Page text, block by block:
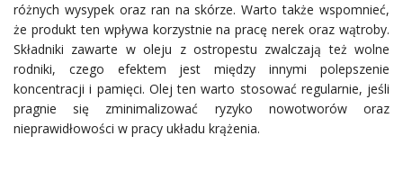
różnych wysypek oraz ran na skórze. Warto także wspomnieć,
że produkt ten wpływa korzystnie na pracę nerek oraz wątroby.
Składniki zawarte w oleju z ostropestu zwalczają też wolne
rodniki, czego efektem jest między innymi polepszenie
koncentracji i pamięci. Olej ten warto stosować regularnie, jeśli
pragnie się zminimalizować ryzyko nowotworów oraz
nieprawidłowości w pracy układu krążenia.